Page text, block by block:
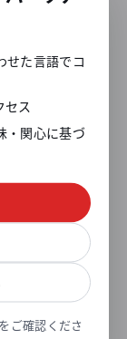
せた言語でコ
セス
・関心に基づ
をご確認くださ